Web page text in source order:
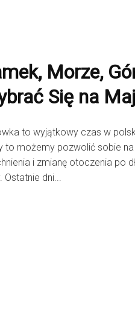
Morze,
Się na
to wyjątkowy czas w
to możemy pozwolić sobie
i zmianę otoczenia po
Ostatnie dni...